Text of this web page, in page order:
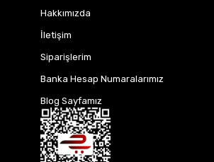
Hakkımızda
İletişim
Siparişlerim
Banka Hesap Numaralarımız
Blog Sayfamız